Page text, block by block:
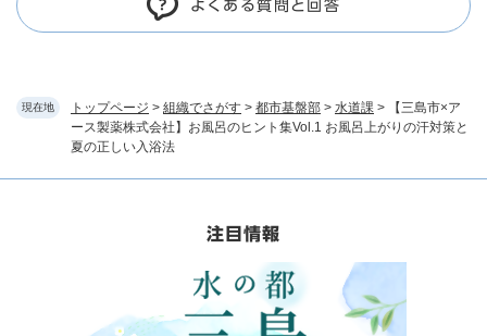
現在地 トップページ > 組織でさがす > 都市基盤部 > 水道課 >
【三島市×ア
ース製薬株式会社】お風呂のヒント集Vol.1 お風呂上がりの汗対策と
夏の正しい入浴法
よくある質問と回答
注目情報